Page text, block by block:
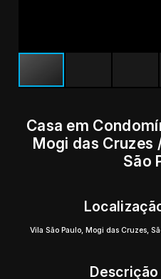
Casa em
Mogi das Cruzes
São
Vila São Paulo,Mogi das Cruzes,